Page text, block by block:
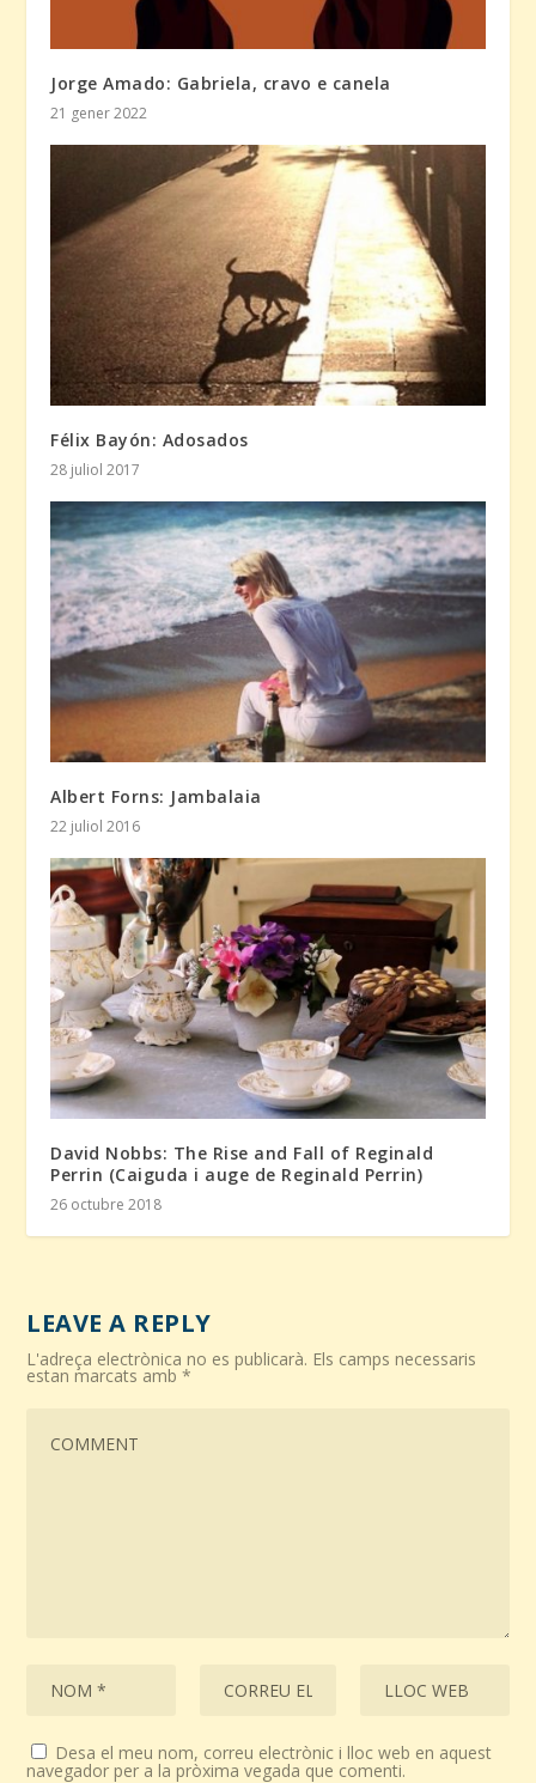
Jorge Amado: Gabriela, cravo e canela
21 gener 2022
Félix Bayón: Adosados
28 juliol 2017
Albert Forns: Jambalaia
22 juliol 2016
David Nobbs: The Rise and Fall of Reginald
Perrin (Caiguda i auge de Reginald Perrin)
26 octubre 2018
LEAVE A REPLY
L'adreça electrònica no es publicarà. Els camps necessaris
estan marcats amb*
Desa el meu nom, correu electrònic i lloc web en aquest
navegador per a la pròxima vegada que comenti.